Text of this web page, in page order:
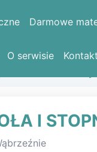
Darmowe
O serwisie Kontakt
I